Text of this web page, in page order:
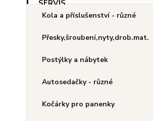
Kola a příslušenství - různé
Přesky,šroubení,nyty,drob.mat.
Postýlky a nábytek
Autosedačky - různé
Kočárky pro panenky